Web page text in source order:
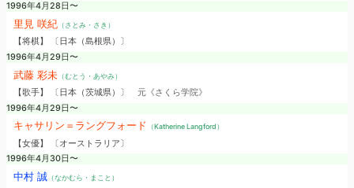
1996年4月28日〜
里見 咲紀（さとみ・さき）
【将棋】 〔日本（島根県）〕
1996年4月29日〜
武藤 彩未（むとう・あやみ）
【歌手】 〔日本（茨城県）〕 元《さくら学院》
1996年4月29日〜
キャサリン＝ラングフォード （Katherine Langford）
【女優】 〔オーストラリア〕
1996年4月30日〜
中村 誠（なかむら・まこと）